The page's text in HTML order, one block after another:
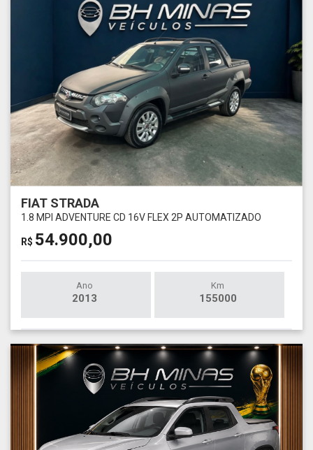
FIAT STRADA
1.8 MPI ADVENTURE CD 16V FLEX 2P AUTOMATIZADO
R$ 54.900,00
Ano
2013
Km
155000